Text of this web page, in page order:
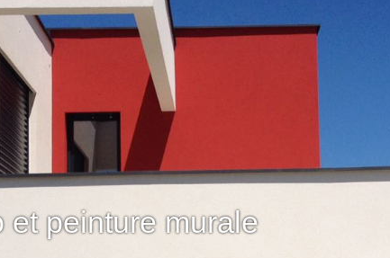
et peinture murale